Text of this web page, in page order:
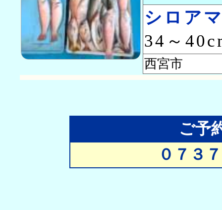
シロア
34～
西宮市 高
ご予
０７３